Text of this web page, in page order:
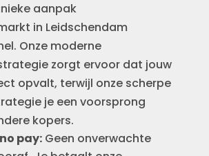
aanpak
in Leidschendam
Onze moderne
zorgt ervoor dat jouw
opvalt, terwijl onze scherpe
je een voorsprong
kopers.
pay: Geen onverwachte